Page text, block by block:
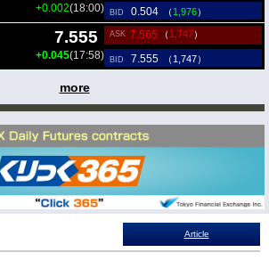
+0.002(18:00) BID 0.504 （1,976）
7.555
+0.045(17:58)
ASK 7.565 （1,747）
BID 7.555 （1,747）
more
Article